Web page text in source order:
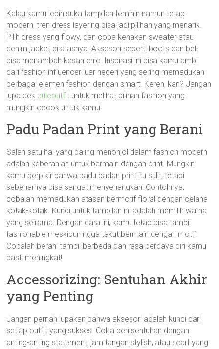
Kalau kamu lebih suka tampilan feminin namun tetap
modern, tren dress layering bisa jadi pilihan yang menarik.
Pilih dress yang flowy, dan coba kenakan sweater atau
denim jacket di atasnya. Aksesori seperti boots dan belt
bisa menambah kesan chic. Inspirasi ini bisa kamu ambil
dari fashion influencer luar negeri yang sering memadukan
berbagai elemen fashion dengan smart. Keren, kan? Jangan
lupa cek buleoutfit untuk melihat pilihan fashion yang
mungkin cocok untuk kamu!
Padu Padan Print yang Berani
Salah satu hal yang paling menonjol dalam fashion modern
adalah keberanian untuk bermain dengan print. Mungkin
kamu berpikir bahwa padu padan print itu sulit, tetapi
sebenarnya bisa sangat menyenangkan! Contohnya,
cobalah memadukan atasan bermotif floral dengan celana
kotak-kotak. Kunci untuk tampilan ini adalah memilih warna
yang seirama. Dengan cara ini, kamu tetap bisa tampil
fashionable meskipun ngga takut bermain dengan motif.
Cobalah berani tampil berbeda dan rasa percaya diri kamu
pasti meningkat!
Accessorizing: Sentuhan Akhir
yang Penting
Jangan pernah lupakan bahwa aksesori adalah kunci dari
setiap outfit yang sukses. Coba beri sentuhan dengan
anting-anting statement, jam tangan stylish, atau scarf yang